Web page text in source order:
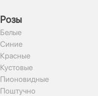
Рoзы
Белые
Синие
Красные
Кустовые
Пионовидные
Поштучно